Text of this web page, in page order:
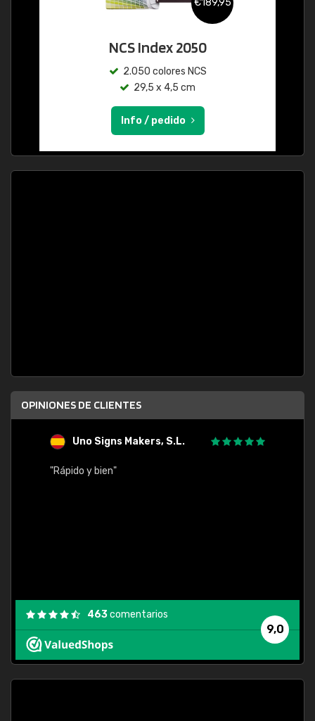
€189,95
NCS Index 2050
2.050 colores NCS
29,5 x 4,5 cm
Info / pedido
OPINIONES DE CLIENTES
Uno Signs Makers, S.L.
"Rápido y bien"
9,0
463comentarios